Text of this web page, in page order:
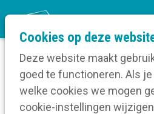
Cookies op deze
Deze website maakt
goed te functioneren. Als
welke cookies we mogen
cookie-instellingen
Home
Blog
Hoe bouw je een sterk